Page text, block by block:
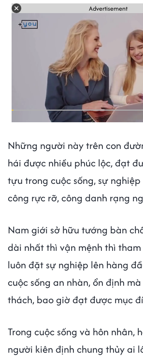
Advertisement
Những người này trên con
hái được nhiều phúc lộc, đạt
tựu trong cuộc sống, sự
công rực rỡ, công danh rạng
Nam giới sở hữu tướng bàn
dài nhất thì vận mệnh thì
luôn đặt sự nghiệp lên hàng
cuộc sống an nhàn, ổn định
thách, bao giờ đạt được mục
Trong cuộc sống và hôn nhân,
người kiên định chung thủy ai